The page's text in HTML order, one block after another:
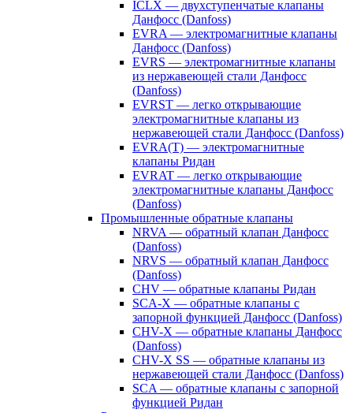
ICLX — двухступенчатые клапаны
Данфосс (Danfoss)
EVRA — электромагнитные клапаны
Данфосс (Danfoss)
EVRS — электромагнитные клапаны
из нержавеющей стали Данфосс
(Danfoss)
EVRST — легко открывающие
электромагнитные клапаны из
нержавеющей стали Данфосс (Danfoss)
EVRA(T) — электромагнитные
клапаны Ридан
EVRAT — легко открывающие
электромагнитные клапаны Данфосс
(Danfoss)
Промышленные обратные клапаны
NRVA — обратный клапан Данфосс
(Danfoss)
NRVS — обратный клапан Данфосс
(Danfoss)
CHV — обратные клапаны Ридан
SCA-X — обратные клапаны с
запорной функцией Данфосс (Danfoss)
CHV-X — обратные клапаны Данфосс
(Danfoss)
CHV-X SS — обратные клапаны из
нержавеющей стали Данфосс (Danfoss)
SCA — обратные клапаны с запорной
функцией Ридан